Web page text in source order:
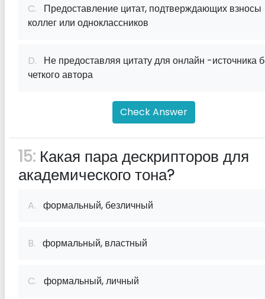
C. Предоставление цитат, подтверждающих взносы
коллег или одноклассников
D. Не предоставляя цитату для онлайн -источника
четкого автора
Check Answer
15: Какая пара дескрипторов для
академического тона?
A. формальный, безличный
B. формальный, властный
C. формальный, личный